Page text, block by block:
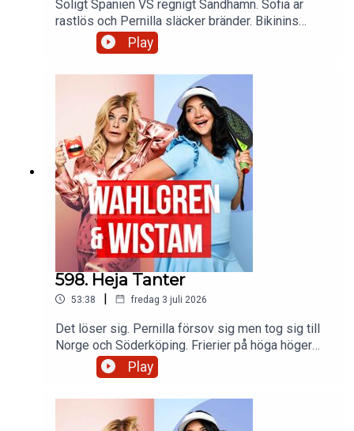
Soligt Spanien VS regnigt Sandhamn. Sofia är
rastlös och Pernilla släcker bränder. Bikinins
historia och insomningstabletter vid fel tillfälle.
Skulle Roxette funnits utan Pernilla? Och vi
Play
598. Heja Tanter
53:38 | fredag 3 juli 2026
Det löser sig. Pernilla försov sig men tog sig till
Norge och Söderköping. Frierier på höga höger
och djupa vatten. Ett litet bröllop som blev stort.
Och en baguette blir som blir kidnappad.
Play